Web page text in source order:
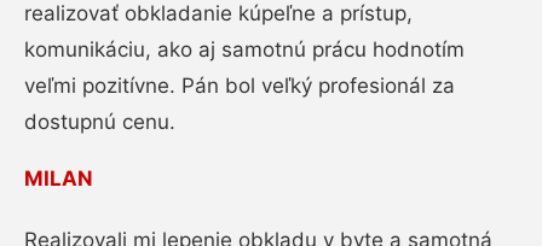
realizovať obkladanie kúpeľne a prístup,
komunikáciu, ako aj samotnú prácu hodnotím
veľmi pozitívne. Pán bol veľký profesionál za
dostupnú cenu.
MILAN
Realizovali mi lepenie obkladu v byte a samotná